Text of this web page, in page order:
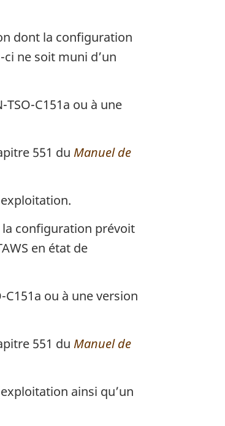
dont la configuration
ne soit muni d’un
C151a ou à une
551 du Manuel de
la configuration prévoit
en état de
ou à une version
551 du Manuel de
ainsi qu’un